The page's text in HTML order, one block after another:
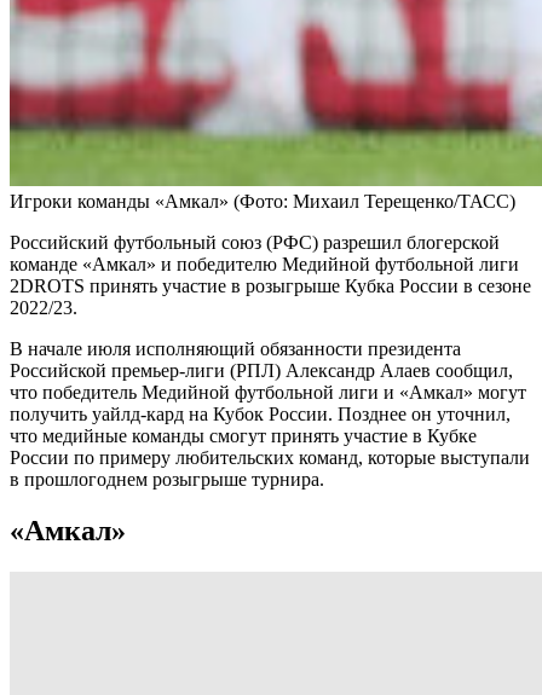
Игроки команды «Амкал» (Фото: Михаил Терещенко/ТАСС)
Российский футбольный союз (РФС) разрешил блогерской
команде «Амкал» и победителю Медийной футбольной лиги
2DROTS принять участие в розыгрыше Кубка России в сезоне
2022/23.
В начале июля исполняющий обязанности президента
Российской премьер-лиги (РПЛ) Александр Алаев сообщил,
что победитель Медийной футбольной лиги и «Амкал» могут
получить уайлд-кард на Кубок России. Позднее он уточнил,
что медийные команды смогут принять участие в Кубке
России по примеру любительских команд, которые выступали
в прошлогоднем розыгрыше турнира.
«Амкал»